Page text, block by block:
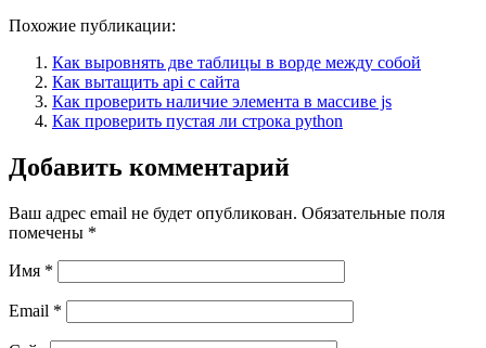
Похожие публикации:
Как выровнять две таблицы в ворде между собой
Как вытащить api с сайта
Как проверить наличие элемента в массиве js
Как проверить пустая ли строка python
Добавить комментарий
Ваш адрес email не будет опубликован. Обязательные поля
помечены *
Имя *
Email *